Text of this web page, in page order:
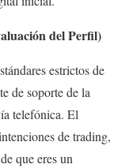
del Perfil)
estrictos de
de soporte de la
telefónica. El
de trading,
que eres un